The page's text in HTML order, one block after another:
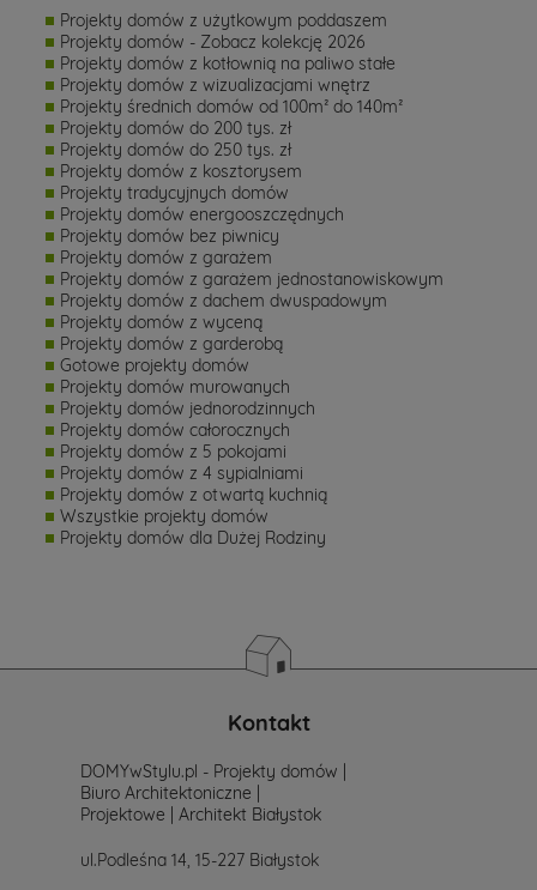
Projekty domów z użytkowym poddaszem
Projekty domów - Zobacz kolekcję 2026
Projekty domów z kotłownią na paliwo stałe
Projekty domów z wizualizacjami wnętrz
Projekty średnich domów od 100m² do 140m²
Projekty domów do 200 tys. zł
Projekty domów do 250 tys. zł
Projekty domów z kosztorysem
Projekty tradycyjnych domów
Projekty domów energooszczędnych
Projekty domów bez piwnicy
Projekty domów z garażem
Projekty domów z garażem jednostanowiskowym
Projekty domów z dachem dwuspadowym
Projekty domów z wyceną
Projekty domów z garderobą
Gotowe projekty domów
Projekty domów murowanych
Projekty domów jednorodzinnych
Projekty domów całorocznych
Projekty domów z 5 pokojami
Projekty domów z 4 sypialniami
Projekty domów z otwartą kuchnią
Wszystkie projekty domów
Projekty domów dla Dużej Rodziny
Kontakt
DOMYwStylu.pl - Projekty domów |
Biuro Architektoniczne |
Projektowe | Architekt Białystok
ul.Podleśna 14, 15-227 Białystok